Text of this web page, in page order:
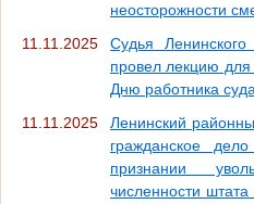
неосторожности
11.11.2025
Судья
провел лекцию
Дню работника
11.11.2025
Ленинский
гражданское
признании
численности